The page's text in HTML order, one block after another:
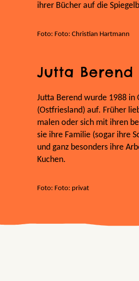
ihrer Bücher auf die
Foto: Foto: Christian Hartmann
Jutta Berend
Jutta Berend wurde 1988 in
(Ostfriesland) auf. Früher
malen oder sich mit ihren
sie ihre Familie (sogar ihre
und ganz besonders ihre
Kuchen.
Foto: Foto: privat